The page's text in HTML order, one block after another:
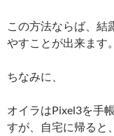
この方法ならば、結
やすことが出来ます。
ちなみに、
オイラはPixel3を手
すが、自宅に帰ると